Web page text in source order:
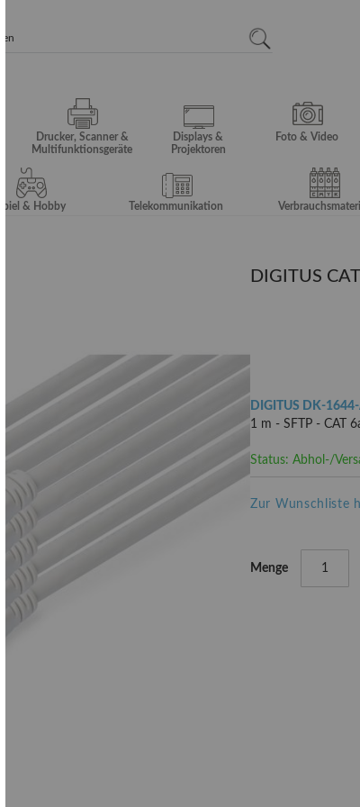
Drucker, Scanner &
Multifunktionsgeräte
Displays &
Projektoren
Foto & Video
Spiel & Hobby Telekommunikation
DIGITUS
DIGITUS DK-
1 m - SFTP - CAT
Status: Abhol-/
Menge
Zur Wunschliste